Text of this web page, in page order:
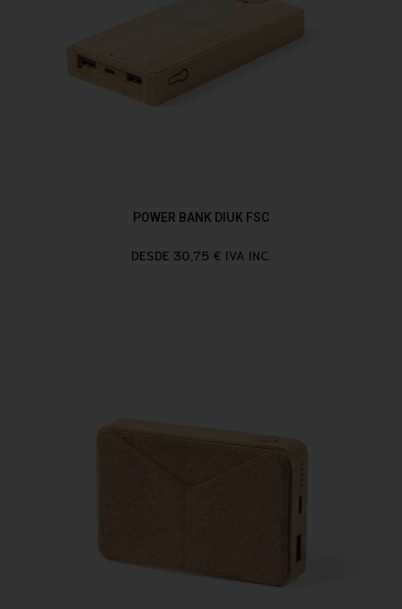
POWER BANK DIUK FSC
DESDE 30,75 € IVA INC.